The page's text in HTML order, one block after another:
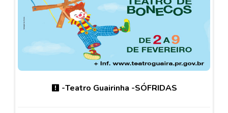
-Teatro Guairinha -SÓFRIDAS